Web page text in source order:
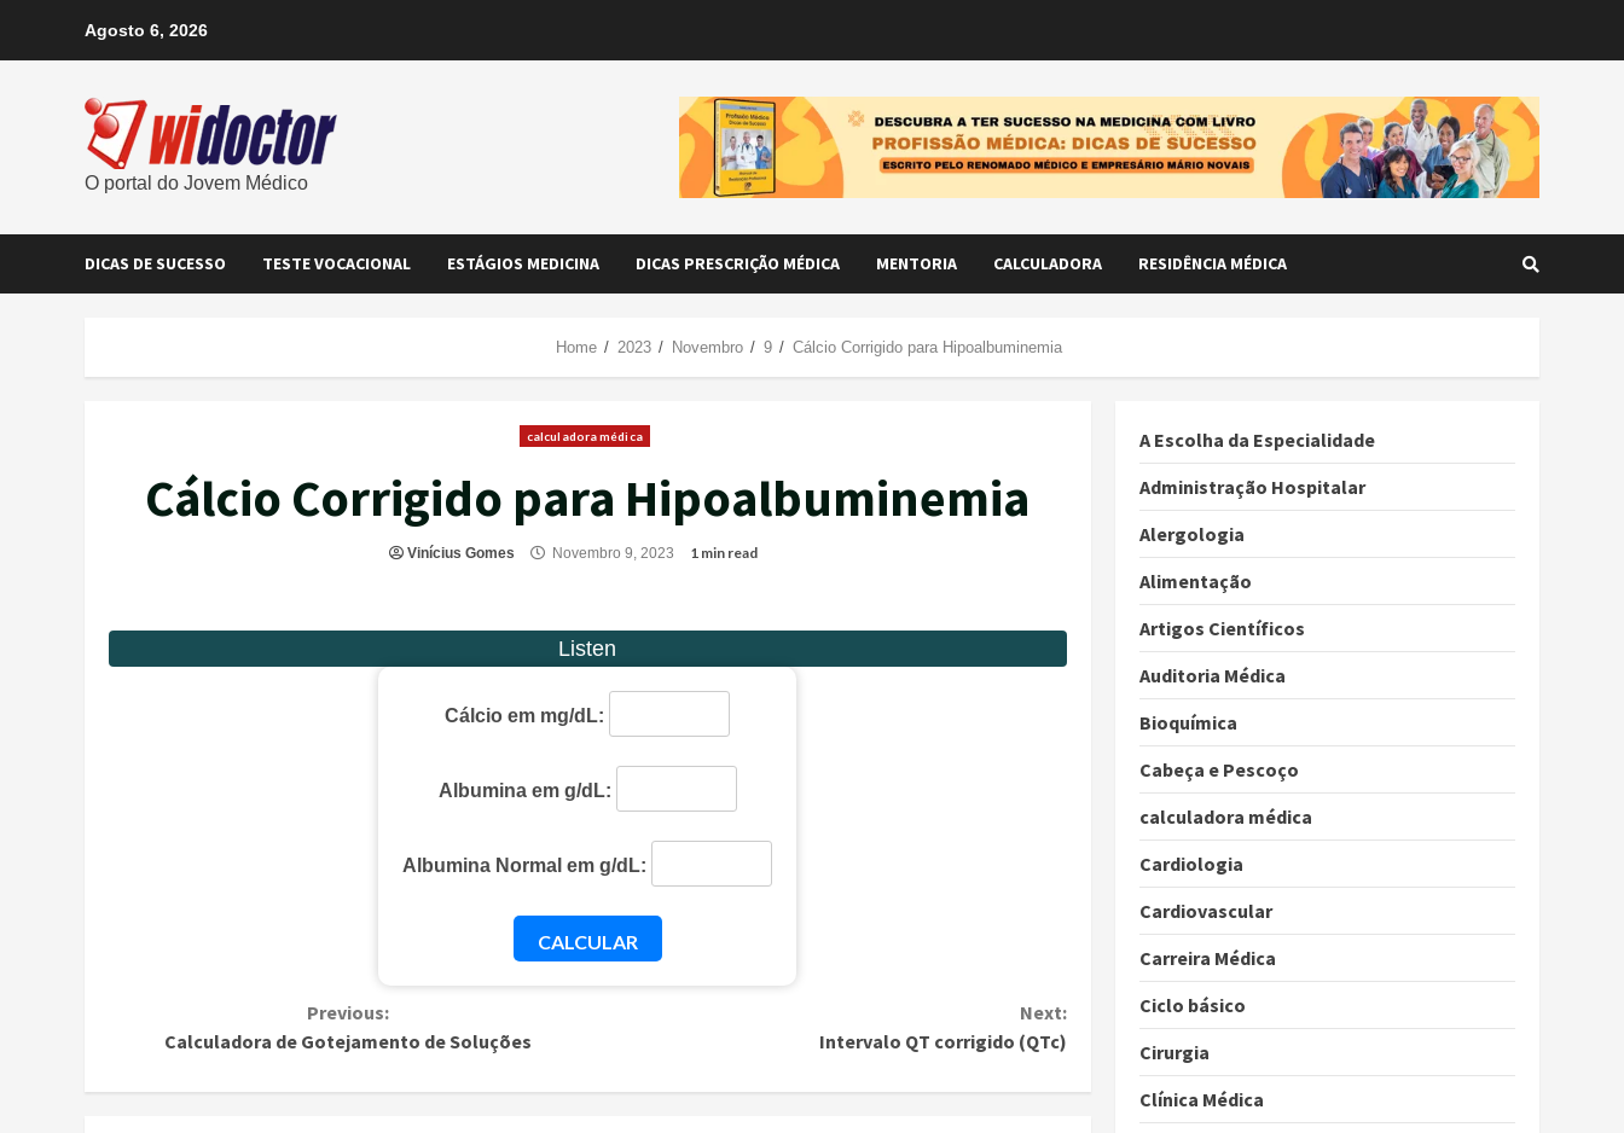
Agosto 6, 2026
O portal do Jovem Médico
DICAS DE SUCESSO TESTE VOCACIONAL ESTÁGIOS MEDICINA DICAS PRESCRIÇÃO MÉDICA MENTORIA CALCULADORA RESIDÊNCIA MÉDICA
Home 2023 Novembro 9 Cálcio Corrigido para Hipoalbuminemia
calculadora médica
Cálcio Corrigido para Hipoalbuminemia
Vinícius Gomes Novembro 9, 2023 1 min read
Cálcio em mg/dL:
Albumina em g/dL:
Albumina Normal em g/dL:
CALCULAR
Previous:
Calculadora de Gotejamento de Soluções
Next:
Intervalo QT corrigido (QTc)
A Escolha da Especialidade
Administração Hospitalar
Alergologia
Alimentação
Artigos Científicos
Auditoria Médica
Bioquímica
Cabeça e Pescoço
calculadora médica
Cardiologia
Cardiovascular
Carreira Médica
Ciclo básico
Cirurgia
Clínica Médica